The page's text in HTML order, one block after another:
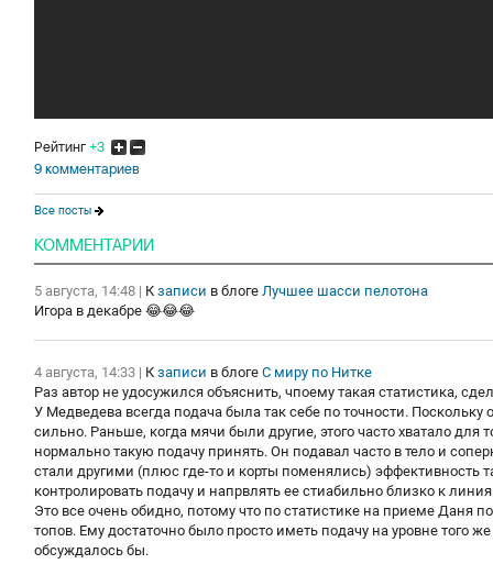
Рейтинг+3
9 комментариев
Все посты
КОММЕНТАРИИ
5 августа, 14:48 | К записи в блоге Лучшее шасси пелотона
Игора в декабре 😂😂😂
4 августа, 14:33 | К записи в блоге С миру по Нитке
Раз автор не удосужился объяснить, чпоему такая статистика,
У Медведева всегда подача была так себе по точности.
сильно. Раньше, когда мячи были другие, этого часто хватало для
нормально такую подачу принять. Он подавал часто в тело и
стали другими (плюс где-то и корты поменялись) эффективность
контролировать подачу и напрвлять ее стиабильно близко к
Это все очень обидно, потому что по статистике на приеме Даня
топов. Ему достаточно было просто иметь подачу на уровне того
обсуждалось бы.